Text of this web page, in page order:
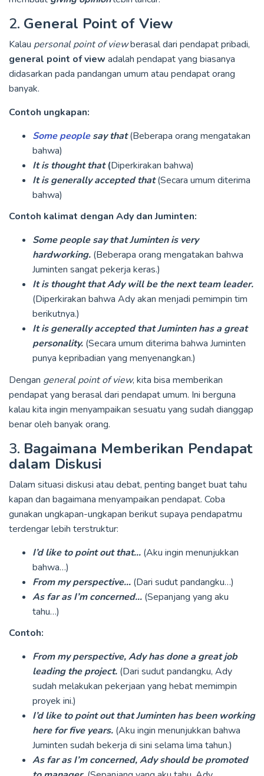
2. General Point of View
Kalau personal point of viewberasal dari pendapat pribadi,
general point of view adalah pendapat yang biasanya
didasarkan pada pandangan umum atau pendapat orang
banyak.
Contoh ungkapan:
Some peoplesay that (Beberapa orang mengatakan
bahwa)
It is thought that(Diperkirakan bahwa)
It is generally accepted that (Secara umum diterima
bahwa)
Contoh kalimat dengan Ady dan Juminten:
Some people say that Juminten is very
hardworking. (Beberapa orang mengatakan bahwa
Juminten sangat pekerja keras.)
It is thought that Ady will be the next team leader.
(Diperkirakan bahwa Ady akan menjadi pemimpin tim
berikutnya.)
It is generally accepted that Juminten has a great
personality. (Secara umum diterima bahwa Juminten
punya kepribadian yang menyenangkan.)
Dengan general point of view, kita bisa memberikan
pendapat yang berasal dari pendapat umum. Ini berguna
kalau kita ingin menyampaikan sesuatu yang sudah dianggap
benar oleh banyak orang.
3. Bagaimana Memberikan Pendapat
dalam Diskusi
Dalam situasi diskusi atau debat, penting banget buat tahu
kapan dan bagaimana menyampaikan pendapat. Coba
gunakan ungkapan-ungkapan berikut supaya pendapatmu
terdengar lebih terstruktur:
I’d like to point out that… (Aku ingin menunjukkan
bahwa…)
From my perspective… (Dari sudut pandangku…)
As far as I’m concerned… (Sepanjang yang aku
tahu…)
Contoh:
From my perspective, Ady has done a great job
leading the project. (Dari sudut pandangku, Ady
sudah melakukan pekerjaan yang hebat memimpin
proyek ini.)
I’d like to point out that Juminten has been working
here for five years. (Aku ingin menunjukkan bahwa
Juminten sudah bekerja di sini selama lima tahun.)
As far as I’m concerned, Ady should be promoted